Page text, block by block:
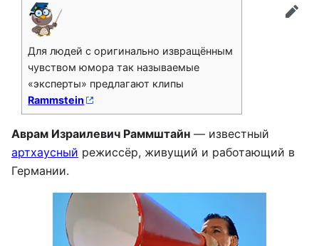
Для людей с оригинально извращённым
чувством юмора так называемые
«эксперты» предлагают клипы
Rammstein
Аврам Израилевич Раммштайн — известный
артхаусный режиссёр, живущий и работающий в
Германии.